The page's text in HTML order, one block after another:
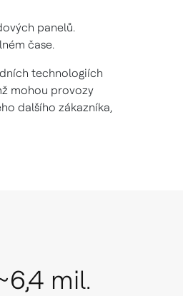
panelů.
čase.
technologiích
mohou provozy
dalšího zákazníka,
mil.